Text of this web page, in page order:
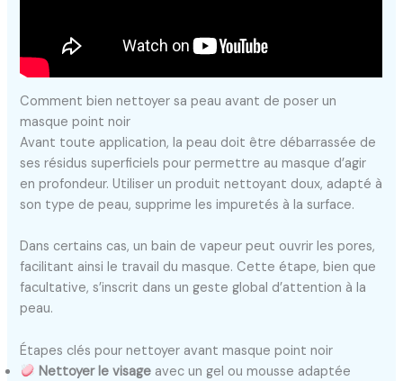
Comment bien nettoyer sa peau avant de poser un
masque point noir
Avant toute application, la peau doit être débarrassée de
ses résidus superficiels pour permettre au masque d’agir
en profondeur. Utiliser un produit nettoyant doux, adapté à
son type de peau, supprime les impuretés à la surface.
Dans certains cas, un bain de vapeur peut ouvrir les pores,
facilitant ainsi le travail du masque. Cette étape, bien que
facultative, s’inscrit dans un geste global d’attention à la
peau.
Étapes clés pour nettoyer avant masque point noir
Nettoyer le visage avec un gel ou mousse adaptée